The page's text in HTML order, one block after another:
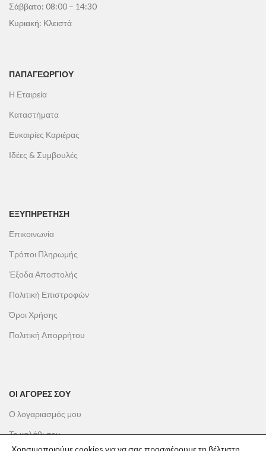
Σάββατο: 08:00 – 14:30
Κυριακή: Κλειστά
ΠΑΠΑΓΕΩΡΓΊΟΥ
Η Εταιρεία
Καταστήματα
Ευκαιρίες Καριέρας
Ιδέες & Συμβουλές
ΕΞΥΠΗΡΕΤΗΣΗ
Επικοινωνία
Τρόποι Πληρωμής
Έξοδα Αποστολής
Πολιτική Επιστροφών
Όροι Χρήσης
Πολιτική Απορρήτου
ΟΙ ΑΓΟΡΕΣ ΣΟΥ
Ο λογαριασμός μου
Το καλάθι σου
Χρησιμοποιούμε cookies για να σας προσφέρουμε τη βέλτιστη